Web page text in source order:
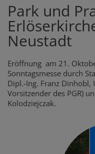
Park und
Neustadt
Eröffnung am 21.
Sonntagsmesse durch
Dipl.-Ing. Franz Dinhobl,
Vorsitzender des PGR)
Kolodziejczak.